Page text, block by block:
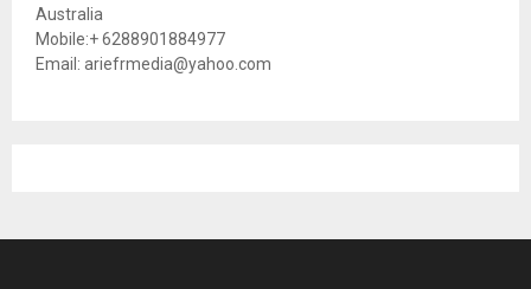
Australia
Mobile:+ 6288901884977
Email: ariefrmedia@yahoo.com